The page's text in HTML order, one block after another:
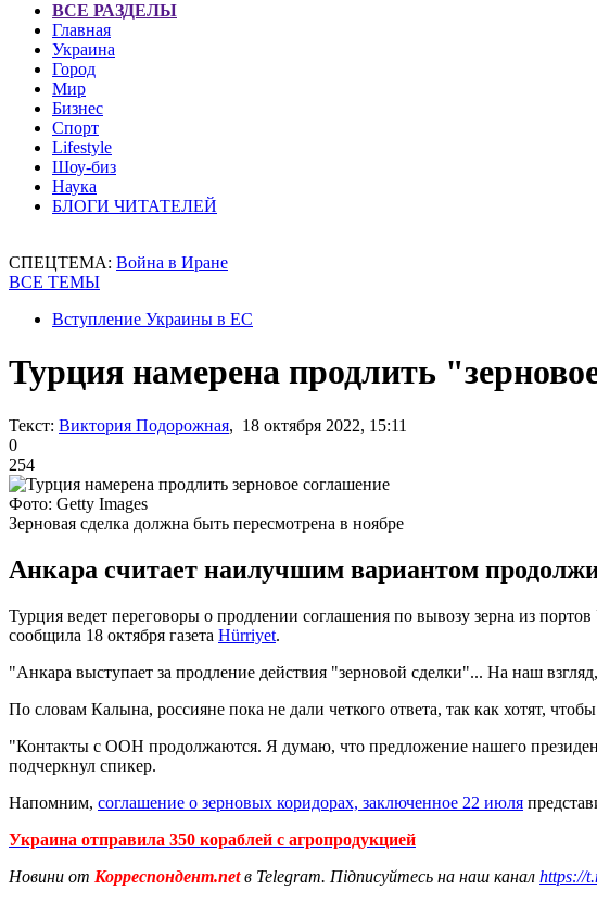
ВСЕ РАЗДЕЛЫ
Главная
Украина
Город
Мир
Бизнес
Спорт
Lifestyle
Шоу-биз
Наука
БЛОГИ ЧИТАТЕЛЕЙ
СПЕЦТЕМА: Война в Иране
ВСЕ ТЕМЫ
Вступление Украины в ЕС
Турция намерена продлить
Текст: Виктория Подорожная, 18 октября 2022, 15:11
0
254
Фото: Getty Images
Зерновая сделка должна быть пересмотрена в ноябре
Анкара считает наилучшим вариантом
Турция ведет переговоры о продлении соглашения по вывозу зерна из
сообщила 18 октября газета Hürriyet.
"Анкара выступает за продление действия "зерновой сделки"... На наш
По словам Калына, россияне пока не дали четкого ответа, так как хотят,
"Контакты с ООН продолжаются. Я думаю, что предложение нашего
подчеркнул спикер.
Напомним, соглашение о зерновых коридорах, заключенное 22 июля
Украина отправила 350 кораблей с агропродукцией
Новини от Корреспондент.netв Telegram. Підписуйтесь на наш канал https://